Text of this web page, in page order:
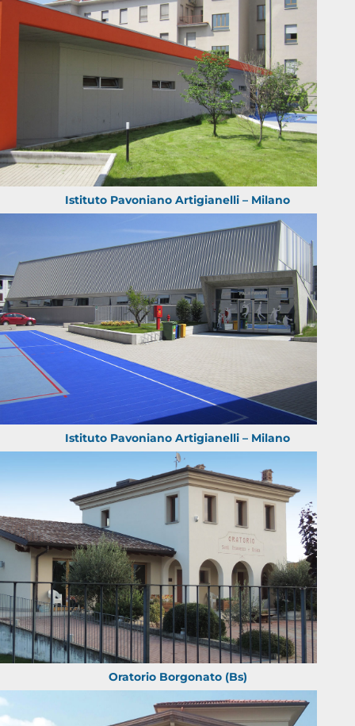
Istituto Pavoniano Artigianelli – Milano
Istituto Pavoniano Artigianelli – Milano
Oratorio Borgonato (Bs)